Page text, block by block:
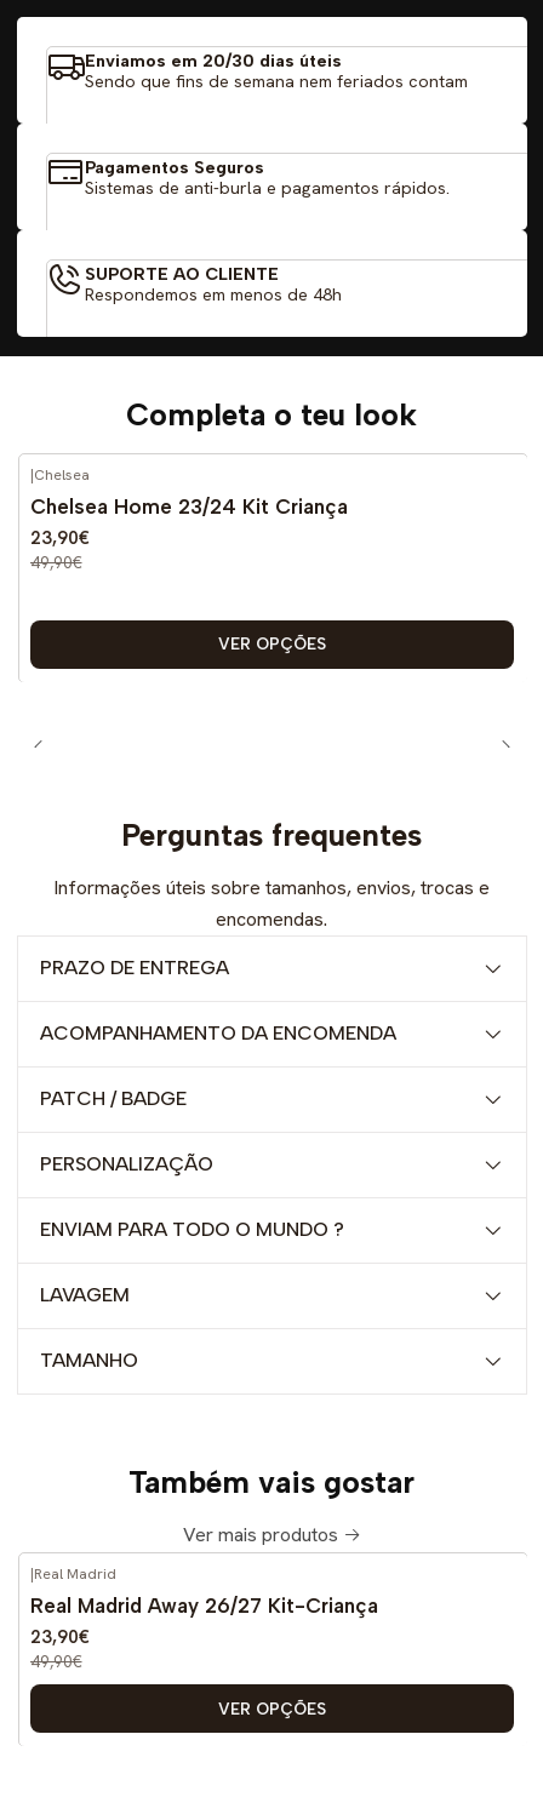
Enviamos em 20/30 dias úteis
Sendo que fins de semana nem feriados contam
Pagamentos Seguros
Sistemas de anti-burla e pagamentos rápidos.
SUPORTE AO CLIENTE
Respondemos em menos de 48h
Completa o teu look
-52%
|Chelsea
Chelsea Home 23/24 Kit Criança
23,90€
49,90€
VER OPÇÕES
Perguntas frequentes
Informações úteis sobre tamanhos, envios, trocas e
encomendas.
PRAZO DE ENTREGA
ACOMPANHAMENTO DA ENCOMENDA
PATCH / BADGE
PERSONALIZAÇÃO
ENVIAM PARA TODO O MUNDO ?
LAVAGEM
TAMANHO
Também vais gostar
Ver mais produtos
-52%
DESCONTO
|Real Madrid
Real Madrid Away 26/27 Kit-Criança
23,90€
49,90€
VER OPÇÕES